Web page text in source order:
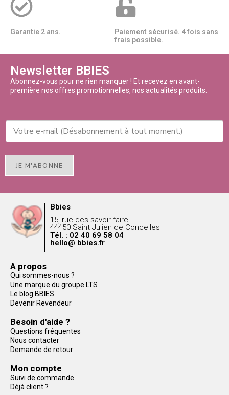
Garantie 2 ans.
Paiement sécurisé. 4 fois sans
frais possible.
Newsletter BBIES
Abonnez-vous pour ne rien manquer ! Et recevez en avant-
première nos offres promotionnelles, nos actualités produits.
JE M'ABONNE
Bbies
15, rue des savoir-faire
44450 Saint Julien de Concelles
Tél. : 02 40 69 58 04
hello@ bbies.fr
A propos
Qui sommes-nous ?
Une marque du groupe LTS
Le blog BBIES
Devenir Revendeur
Besoin d'aide ?
Questions fréquentes
Nous contacter
Demande de retour
Mon compte
Suivi de commande
Déjà client ?